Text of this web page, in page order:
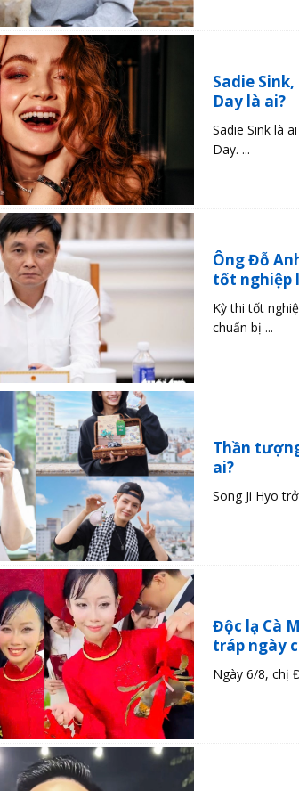
Sadie
Day là ai?
Sadie Sink là
Day. ...
Ông Đỗ
tốt nghiệp
Kỳ thi tốt
chuẩn bị ...
Thần
ai?
Song Ji Hyo
Độc lạ Cà
tráp ngày
Ngày 6/8, chị